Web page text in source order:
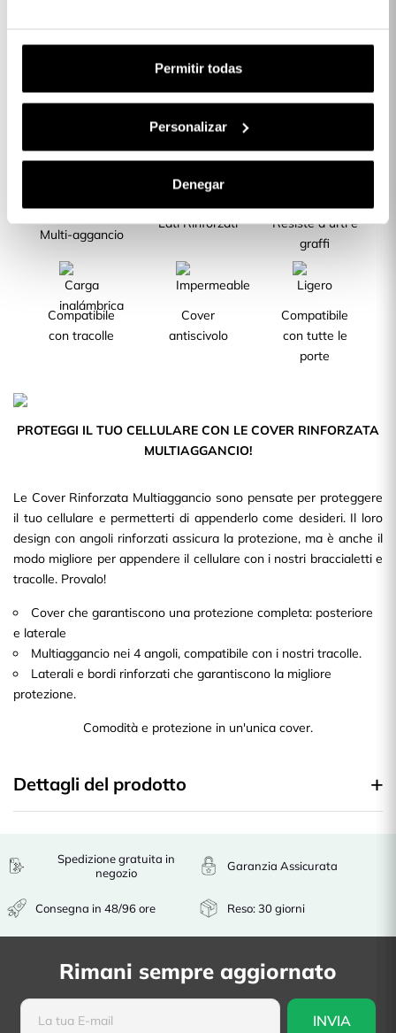
Permitir todas
Personalizar
Denegar
Descrizione
CARATTERISTICHE DEL PRODOTTO
Angoli con
Multi-aggancio
Lati Rinforzati
Resiste a urti e
graffi
Compatibile
con tracolle
Cover
antiscivolo
Compatibile
con tutte le
porte
PROTEGGI IL TUO CELLULARE CON LE COVER RINFORZATA
MULTIAGGANCIO!
Le Cover Rinforzata Multiaggancio sono pensate per proteggere
il tuo cellulare e permetterti di appenderlo come desideri. Il loro
design con angoli rinforzati assicura la protezione, ma è anche il
modo migliore per appendere il cellulare con i nostri braccialetti e
tracolle. Provalo!
Cover che garantiscono una protezione completa: posteriore
e laterale
Multiaggancio nei 4 angoli, compatibile con i nostri tracolle.
Laterali e bordi rinforzati che garantiscono la migliore
protezione.
Comodità e protezione in un'unica cover.
Dettagli del prodotto
Spedizione gratuita in
negozio
Consegna in 48/96 ore
Garanzia Assicurata
Reso: 30 giorni
Rimani sempre aggiornato